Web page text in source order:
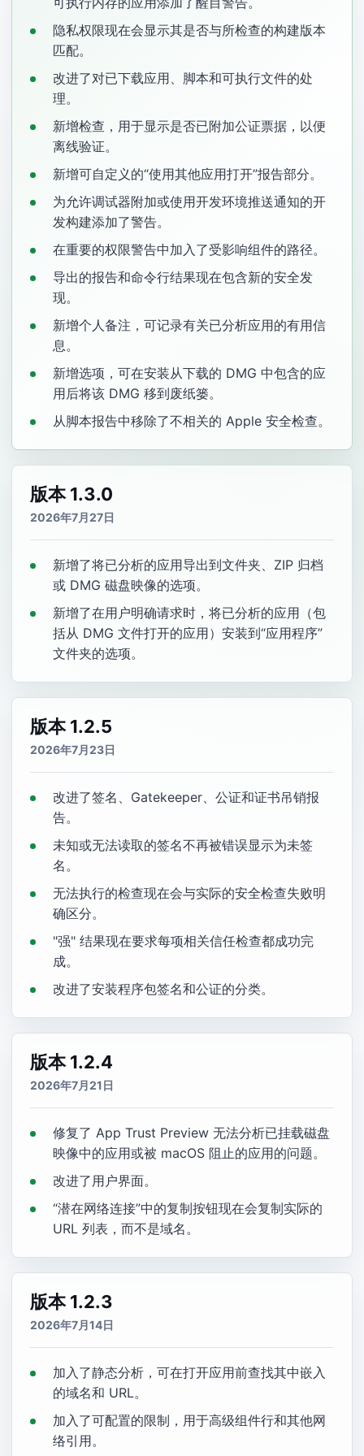
隐私权限现在会显示其是否与所检查的构建版本
匹配。
改进了对已下载应用、脚本和可执行文件的处
理。
新增检查，用于显示是否已附加公证票据，以便
离线验证。
新增可自定义的“使用其他应用打开”报告部分。
为允许调试器附加或使用开发环境推送通知的开
发构建添加了警告。
在重要的权限警告中加入了受影响组件的路径。
导出的报告和命令行结果现在包含新的安全发
现。
新增个人备注，可记录有关已分析应用的有用信
息。
新增选项，可在安装从下载的 DMG 中包含的应
用后将该 DMG 移到废纸篓。
从脚本报告中移除了不相关的 Apple 安全检查。
版本 1.3.0
2026年7月27日
新增了将已分析的应用导出到文件夹、ZIP 归档
或 DMG 磁盘映像的选项。
新增了在用户明确请求时，将已分析的应用（包
括从 DMG 文件打开的应用）安装到“应用程序”
文件夹的选项。
版本 1.2.5
2026年7月23日
改进了签名、Gatekeeper、公证和证书吊销报
告。
未知或无法读取的签名不再被错误显示为未签
名。
无法执行的检查现在会与实际的安全检查失败明
确区分。
"强" 结果现在要求每项相关信任检查都成功完
成。
改进了安装程序包签名和公证的分类。
版本 1.2.4
2026年7月21日
修复了 App Trust Preview 无法分析已挂载磁盘
映像中的应用或被 macOS 阻止的应用的问题。
改进了用户界面。
“潜在网络连接”中的复制按钮现在会复制实际的
URL 列表，而不是域名。
版本 1.2.3
2026年7月14日
加入了静态分析，可在打开应用前查找其中嵌入
的域名和 URL。
加入了可配置的限制，用于高级组件行和其他网
络引用。